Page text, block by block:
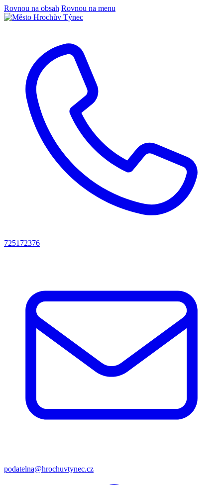
Rovnou na obsah Rovnou na menu
725172376
podatelna@hrochuvtynec.cz